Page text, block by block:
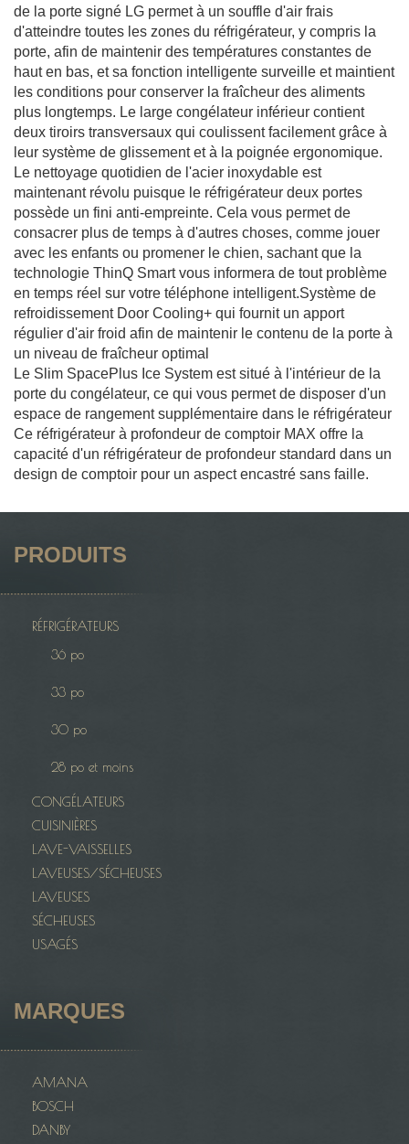
PRODUITS
RÉFRIGÉRATEURS
36 po
33 po
30 po
28 po et moins
CONGÉLATEURS
CUISINIÈRES
LAVE-VAISSELLES
LAVEUSES/SÉCHEUSES
LAVEUSES
SÉCHEUSES
USAGÉS
MARQUES
AMANA
BOSCH
DANBY
de la porte signé LG permet à un souffle d'air frais
d'atteindre toutes les zones du réfrigérateur, y compris la
porte, afin de maintenir des températures constantes de
haut en bas, et sa fonction intelligente surveille et maintient
les conditions pour conserver la fraîcheur des aliments
plus longtemps. Le large congélateur inférieur contient
deux tiroirs transversaux qui coulissent facilement grâce à
leur système de glissement et à la poignée ergonomique.
Le nettoyage quotidien de l'acier inoxydable est
maintenant révolu puisque le réfrigérateur deux portes
possède un fini anti-empreinte. Cela vous permet de
consacrer plus de temps à d'autres choses, comme jouer
avec les enfants ou promener le chien, sachant que la
technologie ThinQ Smart vous informera de tout problème
en temps réel sur votre téléphone intelligent.Système de
refroidissement Door Cooling+ qui fournit un apport
régulier d'air froid afin de maintenir le contenu de la porte à
un niveau de fraîcheur optimal
Le Slim SpacePlus Ice System est situé à l'intérieur de la
porte du congélateur, ce qui vous permet de disposer d'un
espace de rangement supplémentaire dans le réfrigérateur
Ce réfrigérateur à profondeur de comptoir MAX offre la
capacité d'un réfrigérateur de profondeur standard dans un
design de comptoir pour un aspect encastré sans faille.